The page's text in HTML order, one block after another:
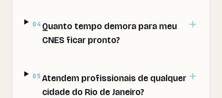
04 Quanto tempo demora para meu
CNES ficar pronto?
05 Atendem profissionais de qualquer
cidade do Rio de Janeiro?